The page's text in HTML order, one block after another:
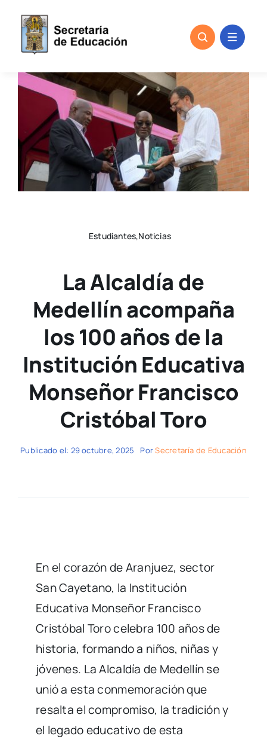
content
Estudiantes,Noticias
La Alcaldía de
Medellín acompaña
los 100 años de la
Institución Educativa
Monseñor Francisco
Cristóbal Toro
Publicado el: 29 octubre, 2025 PorSecretaría de Educación
En el corazón de Aranjuez, sector
San Cayetano, la Institución
Educativa Monseñor Francisco
Cristóbal Toro celebra 100 años de
historia, formando a niños, niñas y
jóvenes. La Alcaldía de Medellín se
unió a esta conmemoración que
resalta el compromiso, la tradición y
el legado educativo de esta